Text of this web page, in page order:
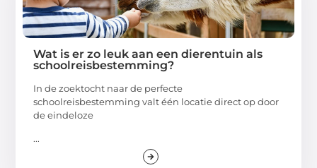
Wat is er zo leuk aan een dierentuin als
schoolreisbestemming?
In de zoektocht naar de perfecte
schoolreisbestemming valt één locatie direct op door
de eindeloze
...